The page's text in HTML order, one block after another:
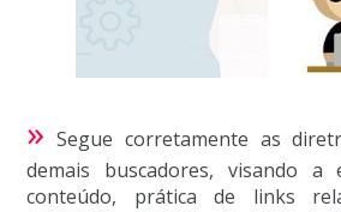
» Segue corretamente as
demais buscadores, visando
conteúdo, prática de links